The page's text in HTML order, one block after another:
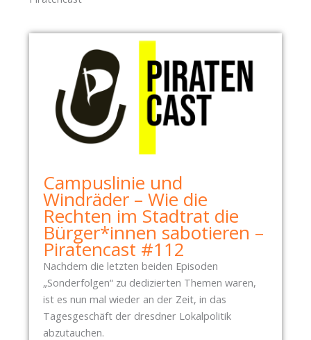
Campuslinie und
Windräder – Wie die
Rechten im Stadtrat die
Bürger*innen sabotieren –
Piratencast #112
Nachdem die letzten beiden Episoden
„Sonderfolgen“ zu dedizierten Themen waren,
ist es nun mal wieder an der Zeit, in das
Tagesgeschäft der dresdner Lokalpolitik
abzutauchen.